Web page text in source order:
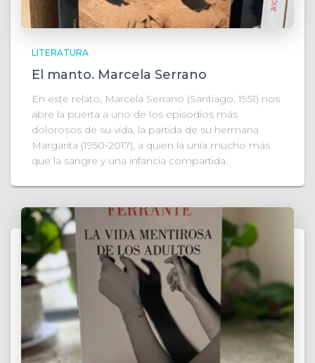
LITERATURA
El manto. Marcela Serrano
En este relato, Marcela Serrano (Santiago, 1951) nos
abre la puerta a uno de los episodios más
dolorosos de su vida, la partida de su hermana
Margarita (1950-2017), a quien la unía mucho más
que la sangre y una infancia compartida.